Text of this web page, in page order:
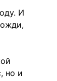
И
но и